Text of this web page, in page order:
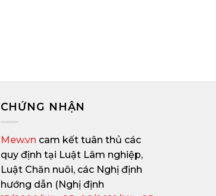
CHỨNG NHẬN
Mew.vn cam kết tuân thủ các
quy định tại Luật Lâm nghiệp,
Luật Chăn nuôi, các Nghị định
hướng dẫn (Nghị định